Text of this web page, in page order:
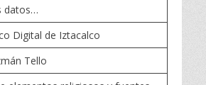
datos…
Digital de Iztacalco
Tello